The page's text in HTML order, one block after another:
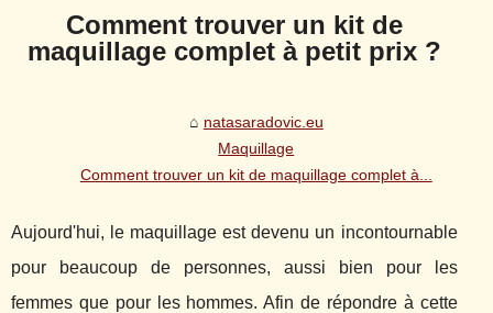
Comment trouver un kit de
maquillage complet à petit prix ?
natasaradovic.eu
Maquillage
Comment trouver un kit de maquillage complet à...
Aujourd'hui, le maquillage est devenu un incontournable
pour beaucoup de personnes, aussi bien pour les
femmes que pour les hommes. Afin de répondre à cette